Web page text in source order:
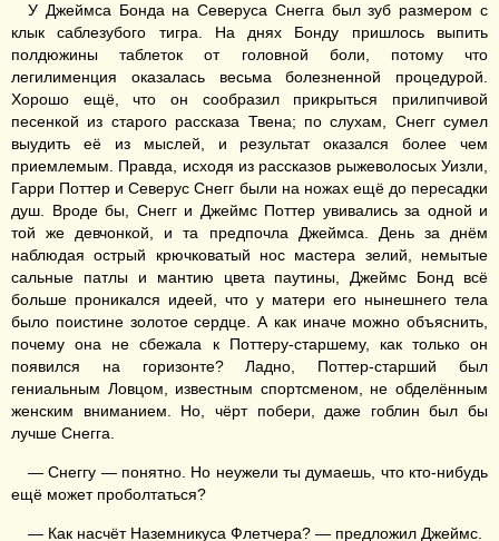
У Джеймса Бонда на Северуса Снегга был зуб размером с
клык саблезубого тигра. На днях Бонду пришлось выпить
полдюжины таблеток от головной боли, потому что
легилименция оказалась весьма болезненной процедурой.
Хорошо ещё, что он сообразил прикрыться прилипчивой
песенкой из старого рассказа Твена; по слухам, Снегг сумел
выудить её из мыслей, и результат оказался более чем
приемлемым. Правда, исходя из рассказов рыжеволосых Уизли,
Гарри Поттер и Северус Снегг были на ножах ещё до пересадки
душ. Вроде бы, Снегг и Джеймс Поттер увивались за одной и
той же девчонкой, и та предпочла Джеймса. День за днём
наблюдая острый крючковатый нос мастера зелий, немытые
сальные патлы и мантию цвета паутины, Джеймс Бонд всё
больше проникался идеей, что у матери его нынешнего тела
было поистине золотое сердце. А как иначе можно объяснить,
почему она не сбежала к Поттеру-старшему, как только он
появился на горизонте? Ладно, Поттер-старший был
гениальным Ловцом, известным спортсменом, не обделённым
женским вниманием. Но, чёрт побери, даже гоблин был бы
лучше Снегга.
— Снеггу — понятно. Но неужели ты думаешь, что кто-нибудь
ещё может проболтаться?
— Как насчёт Наземникуса Флетчера? — предложил Джеймс.